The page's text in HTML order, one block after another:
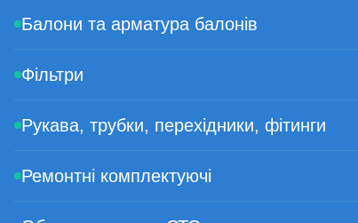
Балони та арматура балонів
Фільтри
Рукава, трубки, перехідники, фітинги
Ремонтні комплектуючі